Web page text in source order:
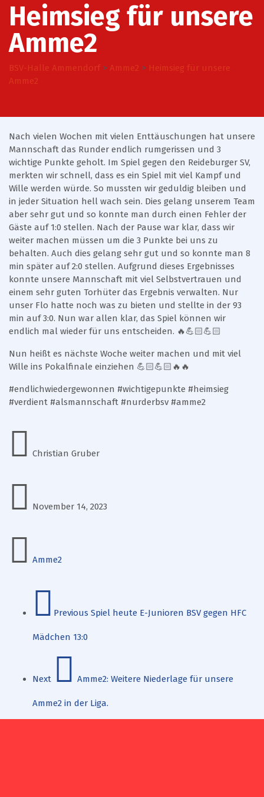
Heimsieg für unsere
Amme2
BSV-Halle Ammendorf > Amme2 > Heimsieg für unsere
Amme2
Nach vielen Wochen mit vielen Enttäuschungen hat unsere
Mannschaft das Runder endlich rumgerissen und 3
wichtige Punkte geholt. Im Spiel gegen den Reideburger SV,
merkten wir schnell, dass es ein Spiel mit viel Kampf und
Wille werden würde. So mussten wir geduldig bleiben und
in jeder Situation hell wach sein. Dies gelang unserem Team
aber sehr gut und so konnte man durch einen Fehler der
Gäste auf 1:0 stellen. Nach der Pause war klar, dass wir
weiter machen müssen um die 3 Punkte bei uns zu
behalten. Auch dies gelang sehr gut und so konnte man 8
min später auf 2:0 stellen. Aufgrund dieses Ergebnisses
konnte unsere Mannschaft mit viel Selbstvertrauen und
einem sehr guten Torhüter das Ergebnis verwalten. Nur
unser Flo hatte noch was zu bieten und stellte in der 93
min auf 3:0. Nun war allen klar, das Spiel können wir
endlich mal wieder für uns entscheiden. 🔥💪🏻💪🏻
Nun heißt es nächste Woche weiter machen und mit viel
Wille ins Pokalfinale einziehen 💪🏻💪🏻🔥🔥
#endlichwiedergewonnen #wichtigepunkte #heimsieg
#verdient #alsmannschaft #nurderbsv #amme2
Christian Gruber
November 14, 2023
Amme2
Previous Spiel heute E-Junioren BSV gegen HFC
Mädchen 13:0
Next Amme2: Weitere Niederlage für unsere
Amme2 in der Liga.